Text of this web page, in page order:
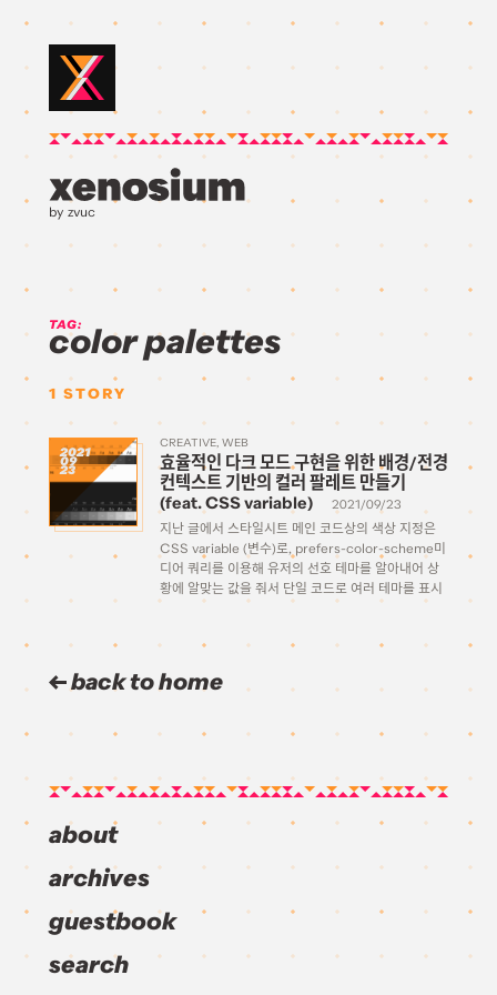
by zvuc
TAG:
color palettes
1 STORY
2021
09
23
CREATIVE WEB
효율적인 다크 모드 구현을 위한 배경/전경
컨텍스트 기반의 컬러 팔레트 만들기
(feat. CSS variable)
2021/09/23
지난 글에서 스타일시트 메인 코드상의 색상 지정은
CSS variable (변수)로, prefers-color-scheme미
디어 쿼리를 이용해 유저의 선호 테마를 알아내어 상
황에 알맞는 값을 줘서 단일 코드로 여러 테마를 표시
back to home
about
archives
guestbook
search